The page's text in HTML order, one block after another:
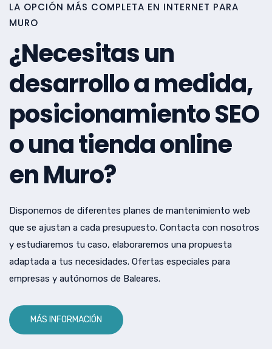
LA OPCIÓN MÁS COMPLETA EN INTERNET PARA
MURO
¿Necesitas un
desarrollo a medida,
posicionamiento SEO
o una tienda online
en Muro?
Disponemos de diferentes planes de mantenimiento web
que se ajustan a cada presupuesto. Contacta con nosotros
y estudiaremos tu caso, elaboraremos una propuesta
adaptada a tus necesidades. Ofertas especiales para
empresas y autónomos de Baleares.
MÁS INFORMACIÓN